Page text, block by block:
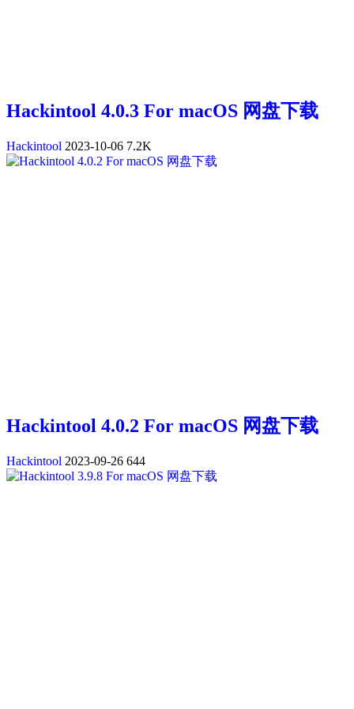
Hackintool 4.0.3 For macOS 网盘下载
Hackintool 2023-10-06 7.2K
Hackintool 4.0.2 For macOS 网盘下载
Hackintool 2023-09-26 644